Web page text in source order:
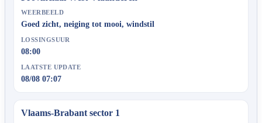
WEERBEELD
Goed zicht, neiging tot mooi, windstil
LOSSINGSUUR
08:00
LAATSTE UPDATE
08/08 07:07
Vlaams-Brabant sector 1